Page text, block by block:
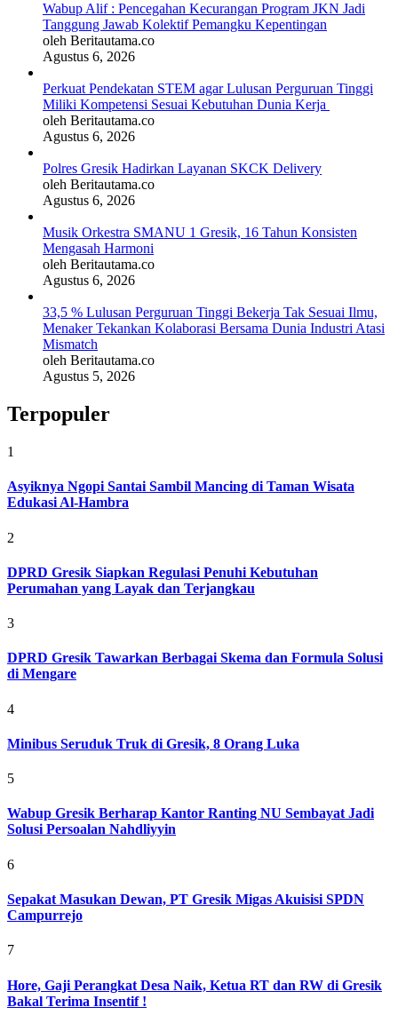
Wabup Alif : Pencegahan Kecurangan Program JKN Jadi
Tanggung Jawab Kolektif Pemangku Kepentingan
oleh Beritautama.co
Agustus 6, 2026
Perkuat Pendekatan STEM agar Lulusan Perguruan Tinggi
Miliki Kompetensi Sesuai Kebutuhan Dunia Kerja
oleh Beritautama.co
Agustus 6, 2026
Polres Gresik Hadirkan Layanan SKCK Delivery
oleh Beritautama.co
Agustus 6, 2026
Musik Orkestra SMANU 1 Gresik, 16 Tahun Konsisten
Mengasah Harmoni
oleh Beritautama.co
Agustus 6, 2026
33,5 % Lulusan Perguruan Tinggi Bekerja Tak Sesuai Ilmu,
Menaker Tekankan Kolaborasi Bersama Dunia Industri Atasi
Mismatch
oleh Beritautama.co
Agustus 5, 2026
Terpopuler
1
Asyiknya Ngopi Santai Sambil Mancing di Taman Wisata
Edukasi Al-Hambra
2
DPRD Gresik Siapkan Regulasi Penuhi Kebutuhan
Perumahan yang Layak dan Terjangkau
3
DPRD Gresik Tawarkan Berbagai Skema dan Formula Solusi
di Mengare
4
Minibus Seruduk Truk di Gresik, 8 Orang Luka
5
Wabup Gresik Berharap Kantor Ranting NU Sembayat Jadi
Solusi Persoalan Nahdliyyin
6
Sepakat Masukan Dewan, PT Gresik Migas Akuisisi SPDN
Campurrejo
7
Hore, Gaji Perangkat Desa Naik, Ketua RT dan RW di Gresik
Bakal Terima Insentif !